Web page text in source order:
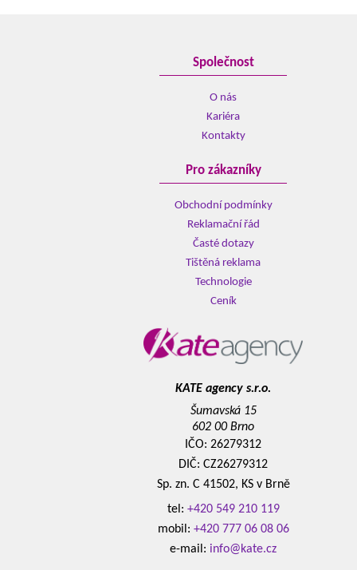
Společnost
O nás
Kariéra
Kontakty
Pro zákazníky
Obchodní podmínky
Reklamační řád
Časté dotazy
Tištěná reklama
Technologie
Ceník
KATE agency s.r.o.
Šumavská 15
602 00 Brno
IČO: 26279312
DIČ: CZ26279312
Sp. zn. C 41502, KS v Brně
tel: +420 549 210 119
mobil: +420 777 06 08 06
e-mail: info@kate.cz